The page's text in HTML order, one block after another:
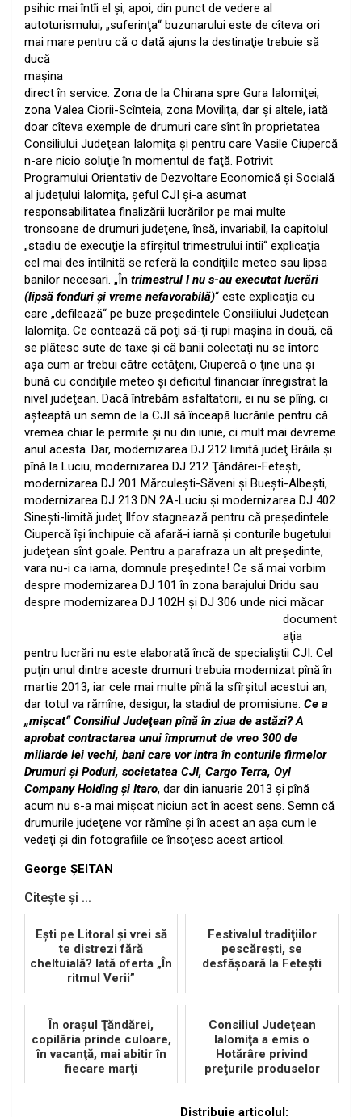
psihic mai întîi el şi, apoi, din punct de vedere al
autoturismului, „suferinţa“ buzunarului este de cîteva ori
mai mare pentru că o dată ajuns la destinaţie trebuie să
ducă
maşina
direct în service. Zona de la Chirana spre Gura Ialomiţei,
zona Valea Ciorii-Scînteia, zona Moviliţa, dar şi altele, iată
doar cîteva exemple de drumuri care sînt în proprietatea
Consiliului Judeţean Ialomiţa şi pentru care Vasile Ciupercă
n-are nicio soluţie în momentul de faţă. Potrivit
Programului Orientativ de Dezvoltare Economică şi Socială
al judeţului Ialomiţa, şeful CJI şi-a asumat
responsabilitatea finalizării lucrărilor pe mai multe
tronsoane de drumuri judeţene, însă, invariabil, la capitolul
„stadiu de execuţie la sfîrşitul trimestrului întîi“ explicaţia
cel mai des întîlnită se referă la condiţiile meteo sau lipsa
banilor necesari. „În trimestrul I nu s-au executat lucrări
(lipsă fonduri şi vreme nefavorabilă)“ este explicaţia cu
care „defilează“ pe buze preşedintele Consiliului Judeţean
Ialomiţa. Ce contează că poţi să-ţi rupi maşina în două, că
se plătesc sute de taxe şi că banii colectaţi nu se întorc
aşa cum ar trebui către cetăţeni, Ciupercă o ţine una şi
bună cu condiţiile meteo şi deficitul financiar înregistrat la
nivel judeţean. Dacă întrebăm asfaltatorii, ei nu se plîng, ci
aşteaptă un semn de la CJI să înceapă lucrările pentru că
vremea chiar le permite şi nu din iunie, ci mult mai devreme
anul acesta. Dar, modernizarea DJ 212 limită judeţ Brăila şi
pînă la Luciu, modernizarea DJ 212 Ţăndărei-Feteşti,
modernizarea DJ 201 Mărculeşti-Săveni şi Bueşti-Albeşti,
modernizarea DJ 213 DN 2A-Luciu şi modernizarea DJ 402
Sineşti-limită judeţ Ilfov stagnează pentru că preşedintele
Ciupercă îşi închipuie că afară-i iarnă şi conturile bugetului
judeţean sînt goale. Pentru a parafraza un alt preşedinte,
vara nu-i ca iarna, domnule preşedinte! Ce să mai vorbim
despre modernizarea DJ 101 în zona barajului Dridu sau
despre modernizarea DJ 102H şi DJ 306 unde nici măcar
document
aţia
pentru lucrări nu este elaborată încă de specialiştii CJI. Cel
puţin unul dintre aceste drumuri trebuia modernizat pînă în
martie 2013, iar cele mai multe pînă la sfîrşitul acestui an,
dar totul va rămîne, desigur, la stadiul de promisiune. Ce a
„mişcat“ Consiliul Judeţean pînă în ziua de astăzi? A
aprobat contractarea unui împrumut de vreo 300 de
miliarde lei vechi, bani care vor intra în conturile firmelor
Drumuri şi Poduri, societatea CJI, Cargo Terra, Oyl
Company Holding şi Itaro, dar din ianuarie 2013 şi pînă
acum nu s-a mai mişcat niciun act în acest sens. Semn că
drumurile judeţene vor rămîne şi în acest an aşa cum le
vedeţi şi din fotografiile ce însoţesc acest articol.
George ŞEITAN
Citește și ...
Eşti pe Litoral şi vrei să
te distrezi fără
cheltuială? Iată oferta „În
ritmul Verii”
Festivalul tradiţiilor
pescăreşti, se
desfăşoară la Feteşti
În oraşul Ţăndărei,
copilăria prinde culoare,
în vacanţă, mai abitir în
fiecare marţi
Consiliul Judeţean
Ialomiţa a emis o
Hotărâre privind
preţurile produselor
Distribuie articolul: